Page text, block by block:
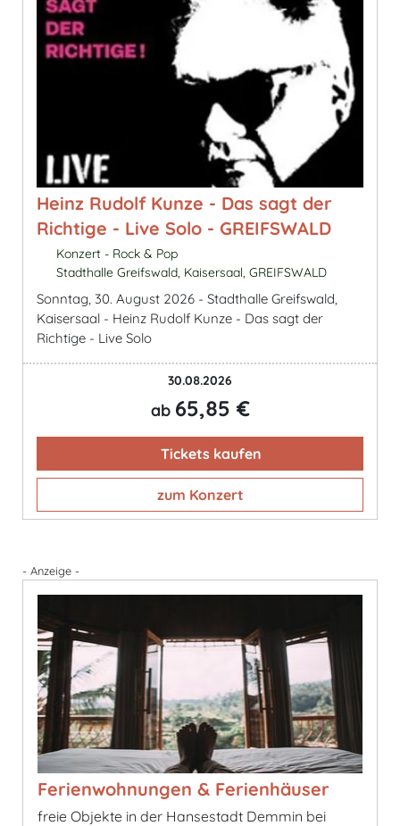
Heinz Rudolf Kunze - Das sagt der
Richtige - Live Solo - GREIFSWALD
Konzert - Rock & Pop
Stadthalle Greifswald, Kaisersaal, GREIFSWALD
Sonntag, 30. August 2026 - Stadthalle Greifswald,
Kaisersaal - Heinz Rudolf Kunze - Das sagt der
Richtige - Live Solo
30.08.2026
ab 65,85 €
Tickets kaufen
zum Konzert
- Anzeige -
Ferienwohnungen & Ferienhäuser
freie Objekte in der Hansestadt Demmin bei